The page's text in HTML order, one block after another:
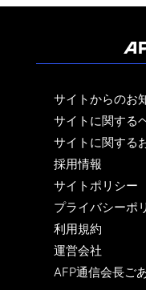
サイトからのお
サイトに関する
サイトに関する
採用情報
サイトポリシー
プライバシーポ
利用規約
運営会社
AFP通信会長ご